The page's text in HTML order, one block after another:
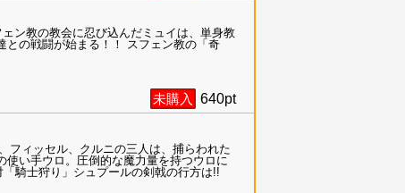
ン教の教会に忍び込んだミュイは、単身教
との戦闘が始まる！！ スフェン教の「奇
未購入 640pt
フィッセル、クルニの三人は、捕らわれた
い手ウロ。圧倒的な魔力量を持つウロに
騎士狩り」シュプールの剣戟の行方は!!